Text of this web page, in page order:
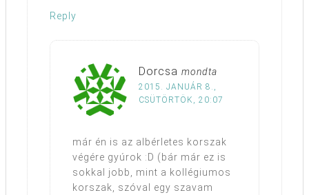
Reply
Dorcsa mondta
2015. JANUÁR 8.,
CSÜTÖRTÖK, 20:07
már én is az albérletes korszak
végére gyúrok :D (bár már ez is
sokkal jobb, mint a kollégiumos
korszak, szóval egy szavam